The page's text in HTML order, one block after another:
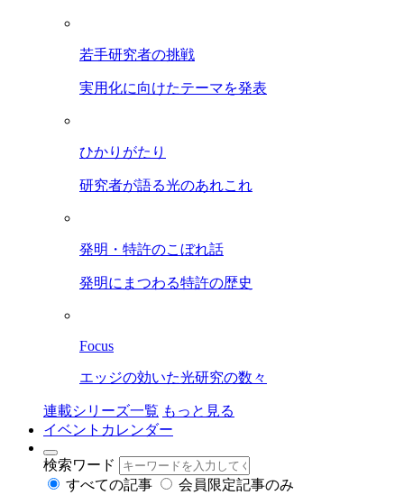
若手研究者の挑戦
実用化に向けたテーマを発表
ひかりがたり
研究者が語る光のあれこれ
発明・特許のこぼれ話
発明にまつわる特許の歴史
Focus
エッジの効いた光研究の数々
連載シリーズ一覧 もっと見る
イベントカレンダー
検索ワード
すべての記事
会員限定記事のみ